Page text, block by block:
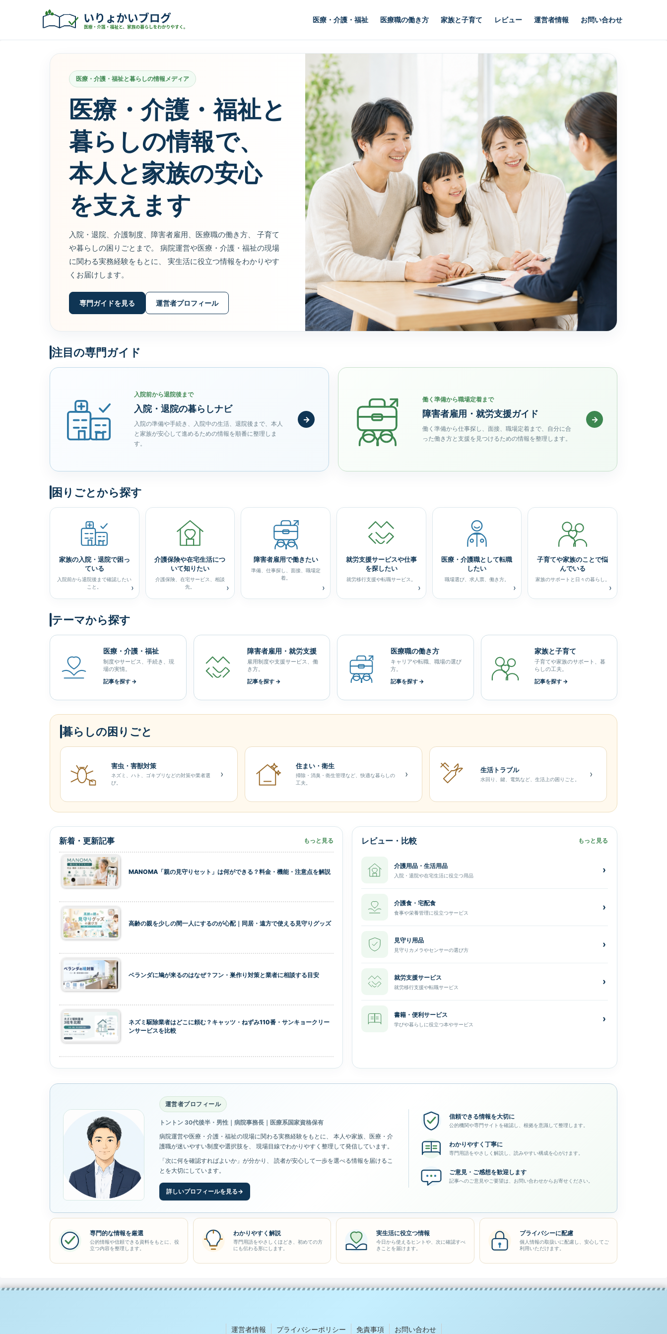
医療・介護・福祉 医療職の働き方 家族と子育て レビュー 運営者情報 お問い合わせ
医療・介護・福祉と暮らしの情報メディア
医療・介護・福祉と
暮らしの情報で、
本人と家族の安心
を支えます
入院・退院、介護制度、障害者雇用、医療職の働き方、 子育て
や暮らしの困りごとまで。 病院運営や医療・介護・福祉の現場
に関わる実務経験をもとに、 実生活に役立つ情報をわかりやす
くお届けします。
専門ガイドを見る 運営者プロフィール
注目の専門ガイド
入院前から退院後まで
入院・退院の暮らしナビ
入院の準備や手続き、入院中の生活、退院後まで、本人
と家族が安心して進めるための情報を順番に整理しま
す。
→
働く準備から職場定着まで
障害者雇用・就労支援ガイド
働く準備から仕事探し、面接、職場定着まで、自分に合
った働き方と支援を見つけるための情報を整理します。
→
困りごとから探す
家族の入院・退院で困っ
ている
入院前から退院後まで確認したい
こと。
›
介護保険や在宅生活につ
いて知りたい
介護保険、在宅サービス、相談
先。
›
障害者雇用で働きたい
準備、仕事探し、面接、職場定
着。
›
就労支援サービスや仕事
を探したい
就労移行支援や転職サービス。
›
医療・介護職として転職
したい
職場選び、求人票、働き方。
›
子育てや家族のことで悩
んでいる
家族のサポートと日々の暮らし。
›
テーマから探す
医療・介護・福祉
制度やサービス、手続き、現
場の実情。
記事を探す →
障害者雇用・就労支援
雇用制度や支援サービス、働
き方。
記事を探す →
医療職の働き方
キャリアや転職、職場の選び
方。
記事を探す →
家族と子育て
子育てや家族のサポート、暮
らしの工夫。
記事を探す →
暮らしの困りごと
害虫・害獣対策
ネズミ、ハト、ゴキブリなどの対策や業者選
び。
›
住まい・衛生
掃除・消臭・衛生管理など、快適な暮らしの
工夫。
› 生活トラブル
水回り、鍵、電気など、生活上の困りごと。 ›
新着・更新記事 もっと見る
MANOMA「親の見守りセット」は何ができる？料金・機能・注意点を解説
高齢の親を少しの間一人にするのが心配｜同居・遠方で使える見守りグッズ
ベランダに鳩が来るのはなぜ？フン・巣作り対策と業者に相談する目安
ネズミ駆除業者はどこに頼む？キャッツ・ねずみ110番・サンキョークリー
ンサービスを比較
レビュー・比較 もっと見る
介護用品・生活用品
入院・退院や在宅生活に役立つ用品
›
介護食・宅配食
食事や栄養管理に役立つサービス
›
見守り用品
見守りカメラやセンサーの選び方
›
就労支援サービス
就労移行支援や転職サービス
›
書籍・便利サービス
学びや暮らしに役立つ本やサービス
›
運営者プロフィール
トントン 30代後半・男性｜病院事務長｜医療系国家資格保有
病院運営や医療・介護・福祉の現場に関わる実務経験をもとに、 本人や家族、医療・介
護職が迷いやすい制度や選択肢を、 現場目線でわかりやすく整理して発信しています。
「次に何を確認すればよいか」が分かり、 読者が安心して一歩を選べる情報を届けるこ
とを大切にしています。
詳しいプロフィールを見る→
信頼できる情報を大切に
公的機関や専門サイトを確認し、根拠を意識して整理します。
わかりやすく丁寧に
専門用語をやさしく解説し、読みやすい構成を心がけます。
ご意見・ご感想を歓迎します
記事へのご意見やご要望は、お問い合わせからお寄せください。
専門的な情報を厳選
公的情報や信頼できる資料をもとに、役
立つ内容を整理します。
わかりやすく解説
専門用語をやさしくほどき、初めての方
にも伝わる形にします。
実生活に役立つ情報
今日から使えるヒントや、次に確認すべ
きことを届けます。
プライバシーに配慮
個人情報の取扱いに配慮し、安心してご
利用いただけます。
運営者情報 プライバシーポリシー 免責事項 お問い合わせ